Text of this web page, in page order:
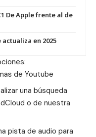
De Apple frente al de
en 2025
de Youtube
una búsqueda
o de nuestra
pista de audio para